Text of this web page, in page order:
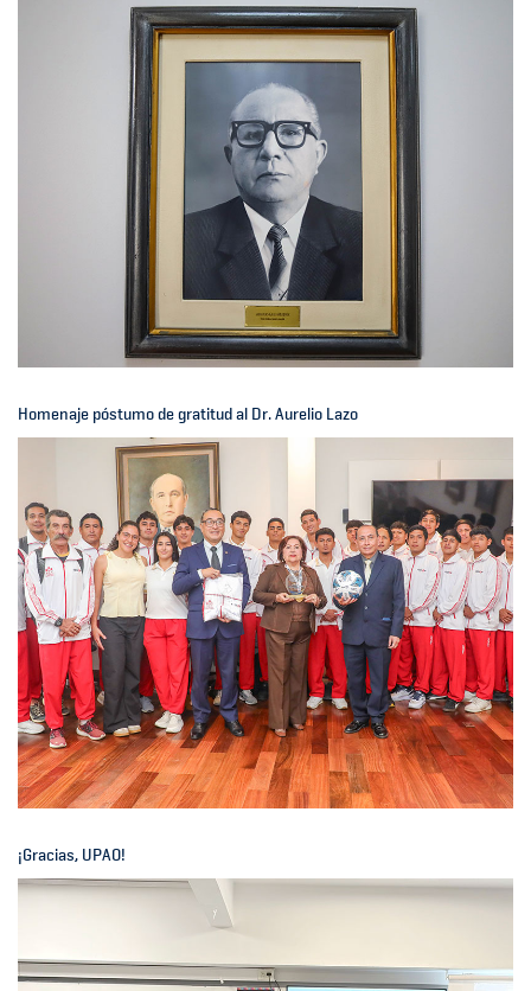
Homenaje póstumo de gratitud al Dr. Aurelio Lazo
¡Gracias, UPAO!